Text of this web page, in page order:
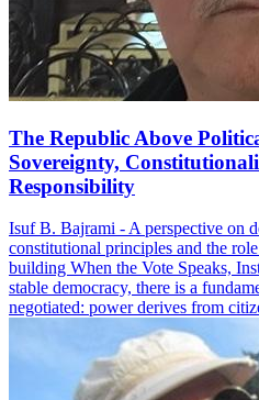
The Republic Above
Sovereignty,
Responsibility
Isuf B. Bajrami - A perspective on
constitutional principles and the
building When the Vote Speaks,
stable democracy, there is a
negotiated: power derives from